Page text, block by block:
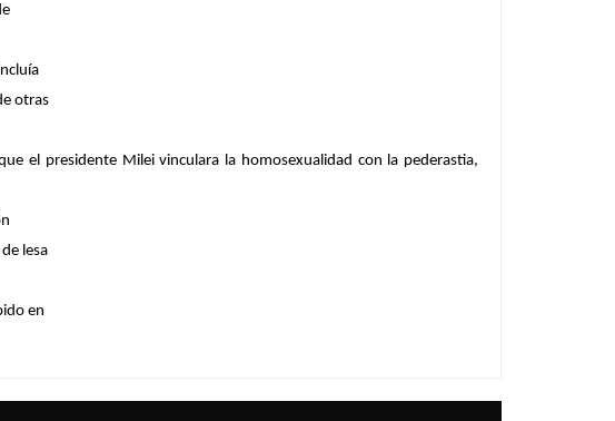
otras
el presidente Milei vinculara la homosexualidad con la pederastia,
lesa
en